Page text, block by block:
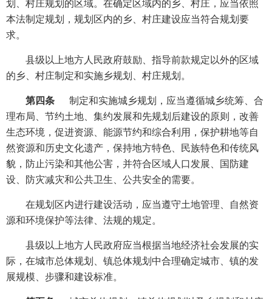
划、村庄规划的区域。在确定区域内的乡、村庄，应当依照
本法制定规划，规划区内的乡、村庄建设应当符合规划要
求。
县级以上地方人民政府鼓励、指导前款规定以外的区域
的乡、村庄制定和实施乡规划、村庄规划。
第四条
制定和实施城乡规划，应当遵循城乡统筹、合
理布局、节约土地、集约发展和先规划后建设的原则，改善
生态环境，促进资源、能源节约和综合利用，保护耕地等自
然资源和历史文化遗产，保持地方特色、民族特色和传统风
貌，防止污染和其他公害，并符合区域人口发展、国防建
设、防灾减灾和公共卫生、公共安全的需要。
在规划区内进行建设活动，应当遵守土地管理、自然资
源和环境保护等法律、法规的规定。
县级以上地方人民政府应当根据当地经济社会发展的实
际，在城市总体规划、镇总体规划中合理确定城市、镇的发
展规模、步骤和建设标准。